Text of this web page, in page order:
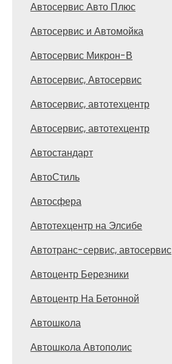
Автосервис Авто Плюс
Автосервис и Автомойка
Автосервис Микрон-В
Автосервис, Автосервис
Автосервис, автотехцентр
Автосервис, автотехцентр
Автостандарт
АвтоСтиль
Автосфера
Автотехцентр на Элсибе
Автотранс-сервис, автосервис
Автоцентр Березники
Автоцентр На Бетонной
Автошкола
Автошкола Автополис